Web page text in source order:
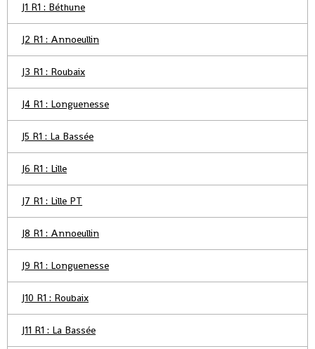
J1 R1 : Béthune
J2 R1 : Annoeullin
J3 R1 : Roubaix
J4 R1 : Longuenesse
J5 R1 : La Bassée
J6 R1 : Lille
J7 R1 : Lille PT
J8 R1 : Annoeullin
J9 R1 : Longuenesse
J10 R1 : Roubaix
J11 R1 : La Bassée